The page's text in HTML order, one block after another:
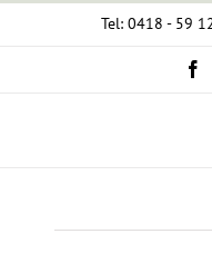
Tel: 0418 - 59